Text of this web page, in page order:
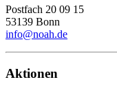
Postfach 20 09 15
53139 Bonn
info@noah.de
Aktionen